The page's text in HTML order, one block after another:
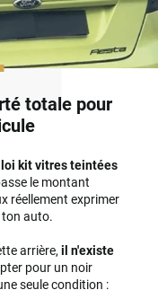
totale pour
loi kit vitres teintées
le montant
réellement exprimer
ton auto.
arrière,il n'existe
pour un noir
seule condition :